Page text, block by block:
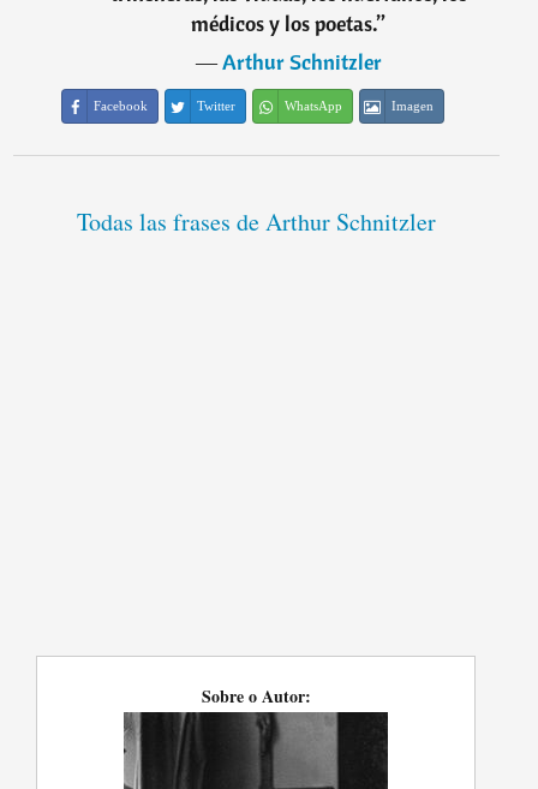
médicos y los poetas.”
―Arthur Schnitzler
Facebook Twitter WhatsApp Imagen
Todas las frases de Arthur Schnitzler
Sobre o Autor: